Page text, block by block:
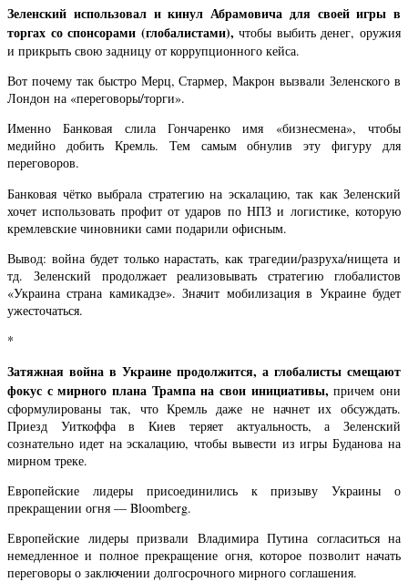
Зеленский использовал и кинул Абрамовича для своей игры в
торгах со спонсорами (глобалистами), чтобы выбить денег, оружия
и прикрыть свою задницу от коррупционного кейса.
Вот почему так быстро Мерц, Стармер, Макрон вызвали Зеленского в
Лондон на «переговоры/торги».
Именно Банковая слила Гончаренко имя «бизнесмена», чтобы
медийно добить Кремль. Тем самым обнулив эту фигуру для
переговоров.
Банковая чётко выбрала стратегию на эскалацию, так как Зеленский
хочет использовать профит от ударов по НПЗ и логистике, которую
кремлевские чиновники сами подарили офисным.
Вывод: война будет только нарастать, как трагедии/разруха/нищета и
тд. Зеленский продолжает реализовывать стратегию глобалистов
«Украина страна камикадзе». Значит мобилизация в Украине будет
ужесточаться.
*
Затяжная война в Украине продолжится, а глобалисты смещают
фокус с мирного плана Трампа на свои инициативы, причем они
сформулированы так, что Кремль даже не начнет их обсуждать.
Приезд Уиткоффа в Киев теряет актуальность, а Зеленский
сознательно идет на эскалацию, чтобы вывести из игры Буданова на
мирном треке.
Европейские лидеры присоединились к призыву Украины о
прекращении огня — Bloomberg.
Европейские лидеры призвали Владимира Путина согласиться на
немедленное и полное прекращение огня, которое позволит начать
переговоры о заключении долгосрочного мирного соглашения.